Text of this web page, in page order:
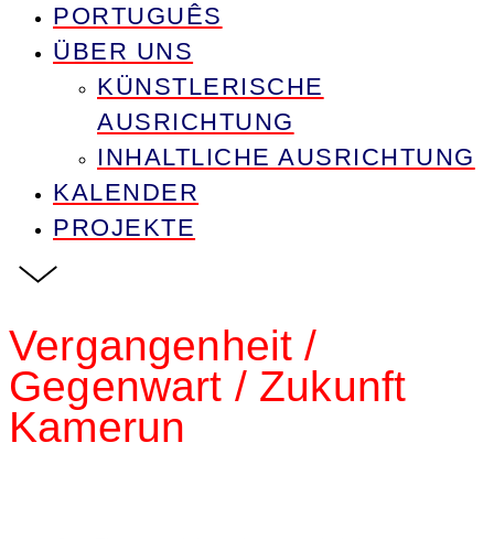
PORTUGUÊS
ÜBER UNS
KÜNSTLERISCHE
AUSRICHTUNG
INHALTLICHE AUSRICHTUNG
KALENDER
PROJEKTE
Vergangenheit /
Gegenwart / Zukunft
Kamerun